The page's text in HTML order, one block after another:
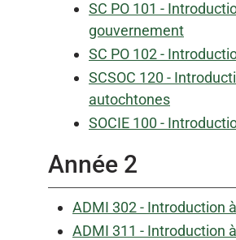
SC PO 101 -
gouvernement
SC PO 102 -
SCSOC 120 -
autochtones
SOCIE 100 -
Année 2
ADMI 302 - Introduction
ADMI 311 - Introduction